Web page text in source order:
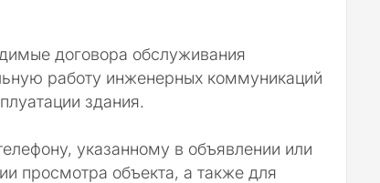
договора обслуживания
работу инженерных коммуникаций
здания.
указанному в объявлении или
просмотра объекта, а также для